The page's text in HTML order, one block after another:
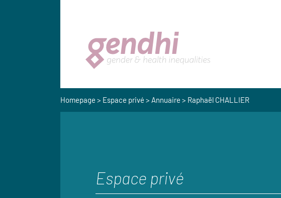
Homepage > Espace privé > Annuaire > Raphaël CHALLIER
Espace privé